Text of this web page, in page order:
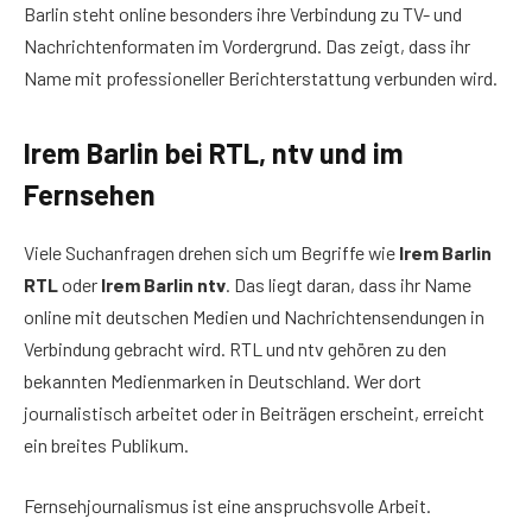
Barlin steht online besonders ihre Verbindung zu TV- und
Nachrichtenformaten im Vordergrund. Das zeigt, dass ihr
Name mit professioneller Berichterstattung verbunden wird.
Irem Barlin bei RTL, ntv und im
Fernsehen
Viele Suchanfragen drehen sich um Begriffe wie Irem Barlin
RTL oder Irem Barlin ntv . Das liegt daran, dass ihr Name
online mit deutschen Medien und Nachrichtensendungen in
Verbindung gebracht wird. RTL und ntv gehören zu den
bekannten Medienmarken in Deutschland. Wer dort
journalistisch arbeitet oder in Beiträgen erscheint, erreicht
ein breites Publikum.
Fernsehjournalismus ist eine anspruchsvolle Arbeit.